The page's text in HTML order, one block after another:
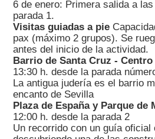
6 de enero: Primera salida a
parada 1.
Visitas guiadas a pie
pax (máximo 2 grupos). Se
antes del inicio de la actividad.
Barrio de Santa Cruz - Centro
13:30 h. desde la parada
La antigua judería es el barrio
encanto de Sevilla
Plaza de España y Parque de
12:00 h. desde la parada 2
Un recorrido con un guía oficial